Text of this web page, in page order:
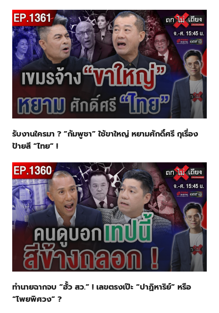
รับงานใครมา ? “กัมพูชา” ใช้ขาใหญ่ หยามศักดิ์ศรี กุเรื่อง
ป้ายสี “ไทย” !
ทำนายฉากจบ “ฮั้ว สว.” ! เลขตรงเป๊ะ “ปาฏิหาริย์” หรือ
“โพยพิศวง” ?